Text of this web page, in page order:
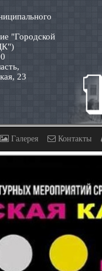
"Городской
23
Галерея Контакты